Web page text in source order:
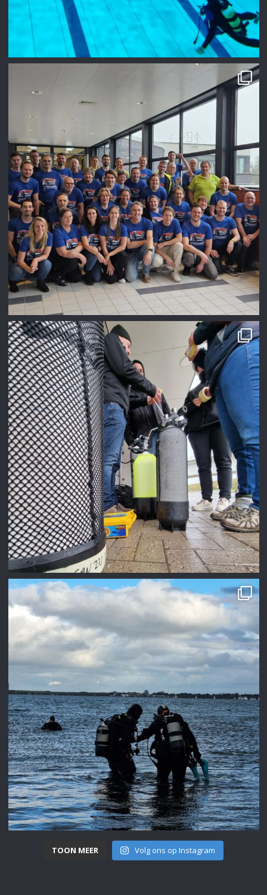
TOON MEER Volg ons op Instagram